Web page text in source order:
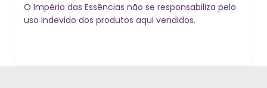
O Império das Essências não se responsabiliza pelo
uso indevido dos produtos aqui vendidos.